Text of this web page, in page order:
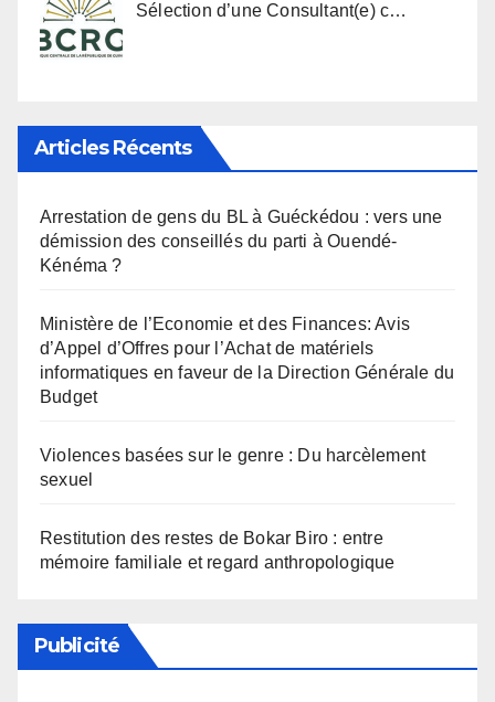
Sélection d’une Consultant(e) c…
Articles Récents
Arrestation de gens du BL à Guéckédou : vers une
démission des conseillés du parti à Ouendé-
Kénéma ?
Ministère de l’Economie et des Finances: Avis
d’Appel d’Offres pour l’Achat de matériels
informatiques en faveur de la Direction Générale du
Budget
Violences basées sur le genre : Du harcèlement
sexuel
Restitution des restes de Bokar Biro : entre
mémoire familiale et regard anthropologique
Publicité